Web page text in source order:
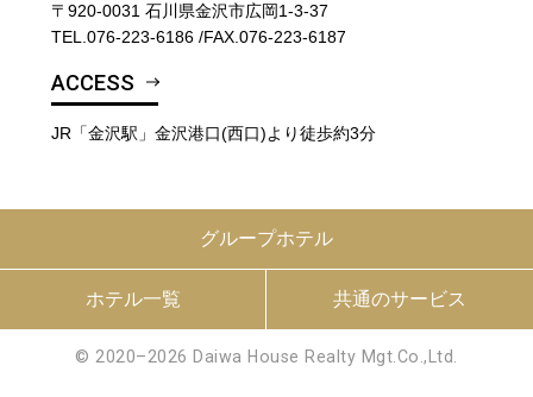
〒920-0031 石川県金沢市広岡1-3-37
TEL.076-223-6186 /FAX.076-223-6187
ACCESS
JR「金沢駅」金沢港口(西口)より徒歩約3分
グループホテル
ホテル一覧 共通のサービス
© 2020–2026 Daiwa House Realty Mgt.Co.,Ltd.